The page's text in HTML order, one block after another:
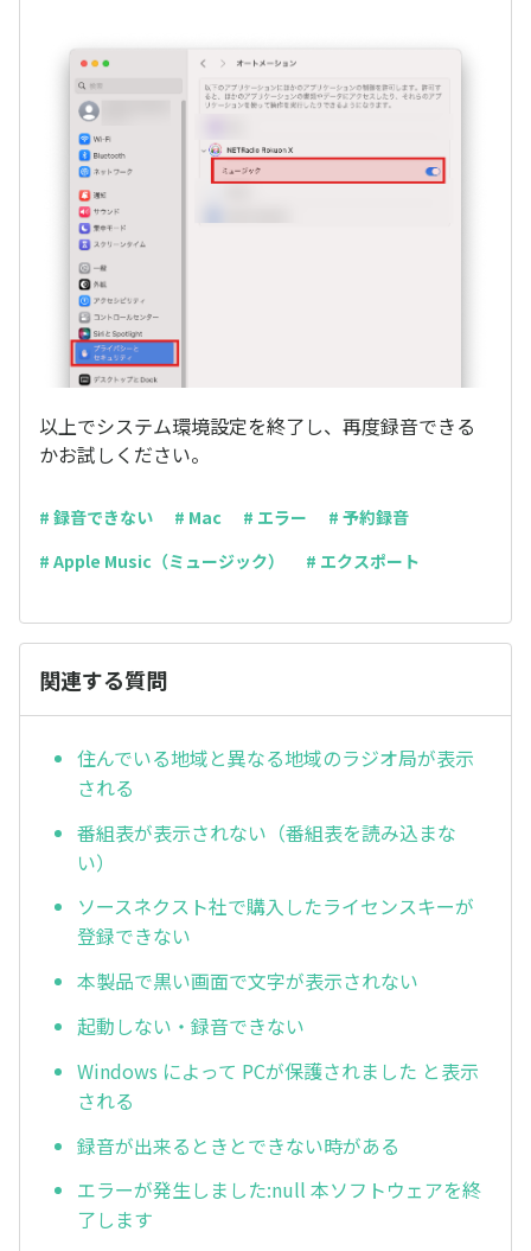
以上でシステム環境設定を終了し、再度録音できる
かお試しください。
# 録音できない # Mac # エラー
# 予約録音
# Apple Music（ミュージック）
# エクスポート
関連する質問
住んでいる地域と異なる地域のラジオ局が表示
される
番組表が表示されない（番組表を読み込まな
い）
ソースネクスト社で購入したライセンスキーが
登録できない
本製品で黒い画面で文字が表示されない
起動しない・録音できない
Windows によって PCが保護されました と表示
される
録音が出来るときとできない時がある
エラーが発生しました:null 本ソフトウェアを終
了します